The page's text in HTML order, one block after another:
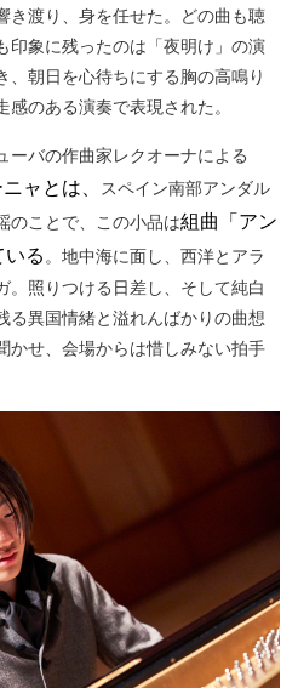
き渡り、身を任せた。どの曲も聴
印象に残ったのは「夜明け」の演
朝日を心待ちにする胸の高鳴り
のある演奏で表現された。
ーバの作曲家レクオーナによる
ャとは、
スペイン南部アンダル
のことで、この小品は組曲「アン
る。地中海に面し、西洋とアラ
。照りつける日差し、そして純白
る異国情緒と溢れんばかりの曲想
かせ、会場からは惜しみない拍手